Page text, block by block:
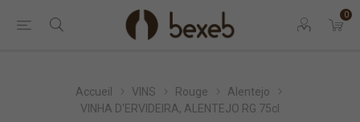
0
Accueil VINS Rouge
Alentejo
VINHA D'ERVIDEIRA, ALENTEJO RG 75cl